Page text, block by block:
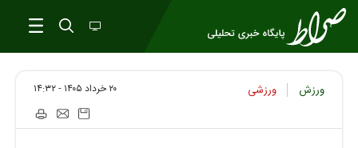
ورزش ورزشی ۲۰ خرداد ۱۴۰۵ - ۱۴:۳۲